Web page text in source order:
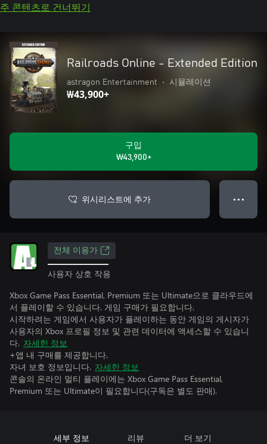
주 콘텐츠로 건너뛰기
Railroads Online - Extended Edition
astragon Entertainment • 시뮬레이션
₩43,900+
구입
₩43,900+
위시리스트에 추가 ● ● ●
전체 이용가
사용자 상호 작용
Xbox Game Pass Essential, Premium 또는 Ultimate으로 클라우드에
서 플레이할 수 있습니다. 게임 구매가 필요합니다.
시작하려는 게임에서 사용자가 플레이하는 동안 게임의 게시자가
사용자의 Xbox 프로필 정보 및 관련 데이터에 액세스할 수 있습니
다. 자세한 정보
+앱 내 구매를 제공합니다.
자녀 보호 정보입니다. 자세한 정보
콘솔의 온라인 멀티 플레이에는 Xbox Game Pass Essential,
Premium 또는 Ultimate이 필요합니다(구독은 별도 판매).
세부 정보 리뷰 더 보기